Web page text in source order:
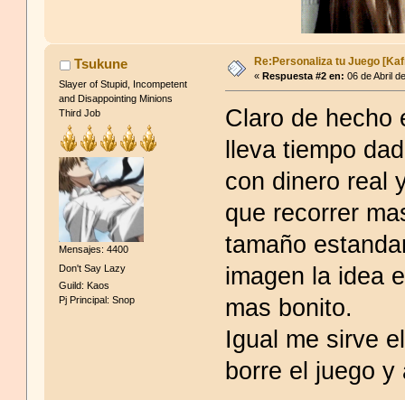
Tsukune
Slayer of Stupid, Incompetent
and Disappointing Minions
Third Job
Mensajes: 4400
Don't Say Lazy
Guild: Kaos
Pj Principal: Snop
Re:Personaliza tu Juego
«Respuesta #2 en: 06 de Abril
Claro de hecho
lleva tiempo
con dinero real
que recorrer
tamaño
imagen la idea
mas bonito.
Igual me sirve
borre el juego y